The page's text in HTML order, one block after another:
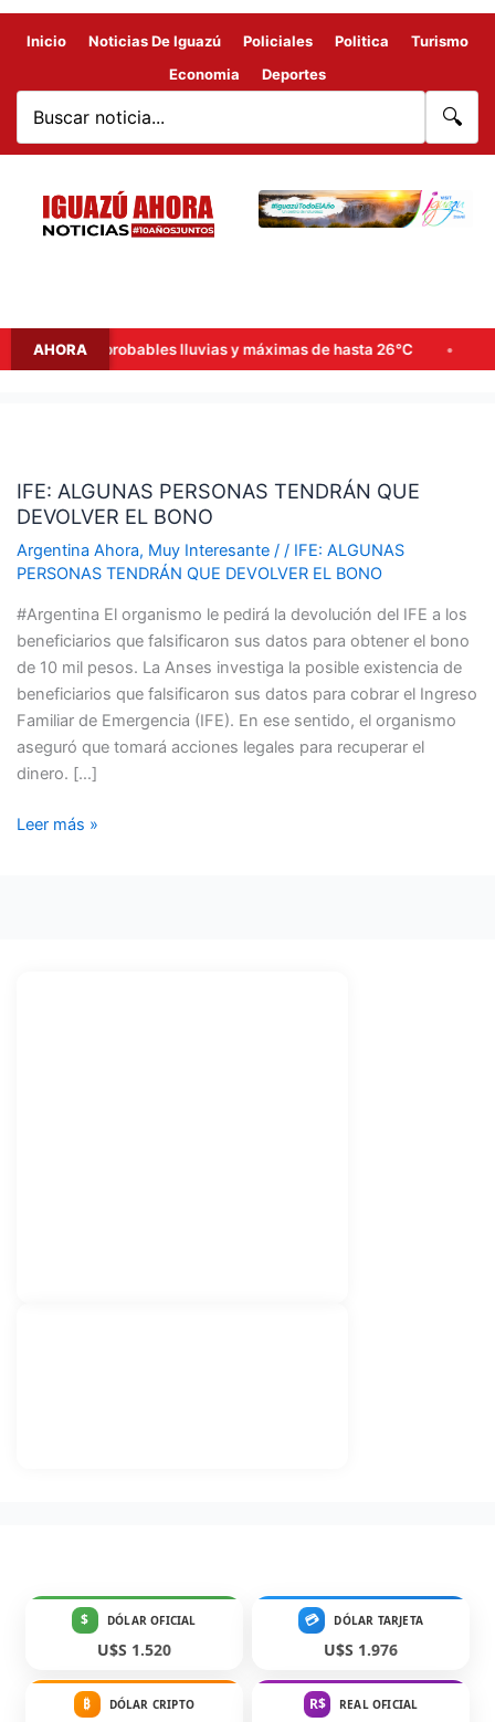
Inicio Noticias De Iguazú Policiales Politica
Turismo
Economia
Deportes
🔍
AHORAprobables lluvias y máximas de hasta 26°C
IFE: ALGUNAS PERSONAS TENDRÁN QUE
DEVOLVER EL BONO
Argentina Ahora, Muy Interesante/ / IFE: ALGUNAS
PERSONAS TENDRÁN QUE DEVOLVER EL BONO
#Argentina El organismo le pedirá la devolución del IFE a los
beneficiarios que falsificaron sus datos para obtener el bono
de 10 mil pesos. La Anses investiga la posible existencia de
beneficiarios que falsificaron sus datos para cobrar el Ingreso
Familiar de Emergencia (IFE). En ese sentido, el organismo
aseguró que tomará acciones legales para recuperar el
dinero. […]
PERSONAS
TENDRÁN
QUE
DEVOLVER
BONO
Leer más »
$ DÓLAR OFICIAL
U$S 1.520
💳 DÓLAR TARJETA
U$S 1.976
₿ DÓLAR CRIPTO R$ REAL OFICIAL